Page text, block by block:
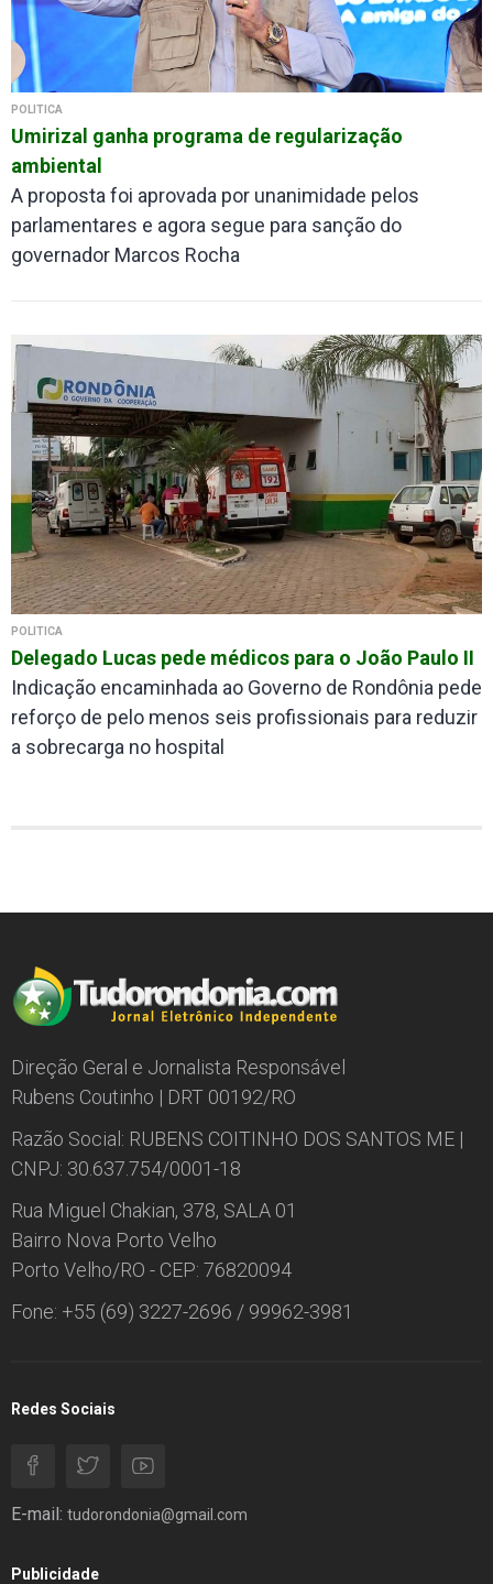
POLÍTICA
Umirizal ganha programa de regularização
ambiental
A proposta foi aprovada por unanimidade pelos
parlamentares e agora segue para sanção do
governador Marcos Rocha
POLÍTICA
Delegado Lucas pede médicos para o João Paulo II
Indicação encaminhada ao Governo de Rondônia pede
reforço de pelo menos seis profissionais para reduzir
a sobrecarga no hospital
Direção Geral e Jornalista Responsável
Rubens Coutinho | DRT 00192/RO
Razão Social: RUBENS COITINHO DOS SANTOS ME |
CNPJ: 30.637.754/0001-18
Rua Miguel Chakian, 378, SALA 01
Bairro Nova Porto Velho
Porto Velho/RO - CEP: 76820094
Fone: +55 (69) 3227-2696 / 99962-3981
Redes Sociais
E-mail: tudorondonia@gmail.com
Publicidade